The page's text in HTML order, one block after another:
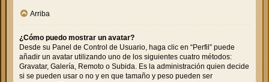
Arriba
¿Cómo puedo mostrar un avatar?
Desde su Panel de Control de Usuario, haga clic en “Perfil” puede
añadir un avatar utilizando uno de los siguientes cuatro métodos:
Gravatar, Galería, Remoto o Subida. Es la administración quien decide
si se pueden usar o no y en que tamaño y peso pueden ser